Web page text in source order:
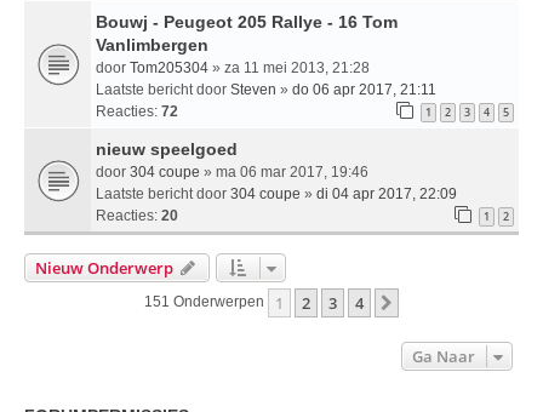
Bouwj - Peugeot 205 Rallye - 16 Tom
Vanlimbergen
door Tom205304 » za 11 mei 2013, 21:28
Laatste bericht door Steven » do 06 apr 2017, 21:11
Reacties: 72 1 2 3 4 5
nieuw speelgoed
door 304 coupe » ma 06 mar 2017, 19:46
Laatste bericht door 304 coupe » di 04 apr 2017, 22:09
Reacties: 20 1 2
Nieuw Onderwerp
151 Onderwerpen 1 2 3 4
Ga Naar